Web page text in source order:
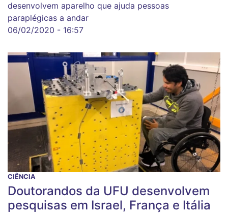
desenvolvem aparelho que ajuda pessoas
paraplégicas a andar
06/02/2020 - 16:57
CIÊNCIA
Doutorandos da UFU desenvolvem
pesquisas em Israel, França e Itália